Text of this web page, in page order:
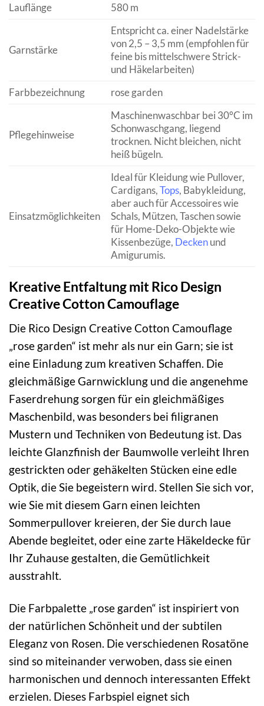
Lauflänge
580 m
Garnstärke
Entspricht ca. einer Nadelstärke
von 2,5 – 3,5 mm (empfohlen für
feine bis mittelschwere Strick-
und Häkelarbeiten)
Farbbezeichnung
rose garden
Pflegehinweise
Maschinenwaschbar bei 30°C im
Schonwaschgang, liegend
trocknen. Nicht bleichen, nicht
heiß bügeln.
Einsatzmöglichkeiten
Ideal für Kleidung wie Pullover,
Cardigans,Tops, Babykleidung,
aber auch für Accessoires wie
Schals, Mützen, Taschen sowie
für Home-Deko-Objekte wie
Kissenbezüge, Deckenund
Amigurumis.
Kreative Entfaltung mit Rico Design
Creative Cotton Camouflage
Die Rico Design Creative Cotton Camouflage
„rose garden“ ist mehr als nur ein Garn; sie ist
eine Einladung zum kreativen Schaffen. Die
gleichmäßige Garnwicklung und die angenehme
Faserdrehung sorgen für ein gleichmäßiges
Maschenbild, was besonders bei filigranen
Mustern und Techniken von Bedeutung ist. Das
leichte Glanzfinish der Baumwolle verleiht Ihren
gestrickten oder gehäkelten Stücken eine edle
Optik, die Sie begeistern wird. Stellen Sie sich vor,
wie Sie mit diesem Garn einen leichten
Sommerpullover kreieren, der Sie durch laue
Abende begleitet, oder eine zarte Häkeldecke für
Ihr Zuhause gestalten, die Gemütlichkeit
ausstrahlt.
Die Farbpalette „rose garden“ ist inspiriert von
der natürlichen Schönheit und der subtilen
Eleganz von Rosen. Die verschiedenen Rosatöne
sind so miteinander verwoben, dass sie einen
harmonischen und dennoch interessanten Effekt
erzielen. Dieses Farbspiel eignet sich